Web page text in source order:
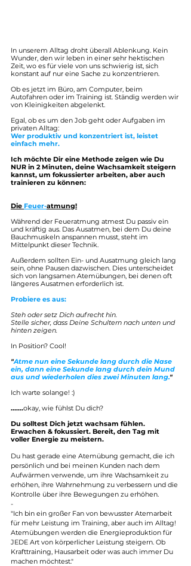
In unserem Alltag droht überall Ablenkung. Kein
Wunder, den wir leben in einer sehr hektischen
Zeit, wo es für viele von uns schwierig ist, sich
konstant auf nur eine Sache zu konzentrieren.
Ob es jetzt im Büro, am Computer, beim
Autofahren oder im Training ist. Ständig werden wir
von Kleinigkeiten abgelenkt.
Egal, ob es um den Job geht oder Aufgaben im
privaten Alltag:
Wer produktiv und konzentriert ist, leistet
einfach mehr.
Ich möchte Dir eine Methode zeigen wie Du
NUR in 2 Minuten, deine Wachsamkeit steigern
kannst, um fokussierter arbeiten, aber auch
trainieren zu können:
Die Feuer-atmung!
Während der Feueratmung atmest Du passiv ein
und kräftig aus. Das Ausatmen, bei dem Du deine
Bauchmuskeln anspannen musst, steht im
Mittelpunkt dieser Technik.
Außerdem sollten Ein- und Ausatmung gleich lang
sein, ohne Pausen dazwischen. Dies unterscheidet
sich von langsamen Atemübungen, bei denen oft
längeres Ausatmen erforderlich ist.
Probiere es aus:
Steh oder setz Dich aufrecht hin.
Stelle sicher, dass Deine Schultern nach unten und
hinten zeigen.
In Position? Cool!
"Atme nun eine Sekunde lang durch die Nase
ein, dann eine Sekunde lang durch dein Mund
aus und wiederholen dies zwei Minuten lang."
Ich warte solange! :)
.......okay, wie fühlst Du dich?
Du solltest Dich jetzt wachsam fühlen.
Erwachen & fokussiert. Bereit, den Tag mit
voller Energie zu meistern.
Du hast gerade eine Atemübung gemacht, die ich
persönlich und bei meinen Kunden nach dem
Aufwärmen verwende, um ihre Wachsamkeit zu
erhöhen, ihre Wahrnehmung zu verbessern und die
Kontrolle über ihre Bewegungen zu erhöhen.
-
"Ich bin ein großer Fan von bewusster Atemarbeit
für mehr Leistung im Training, aber auch im Alltag!
Atemübungen werden die Energieproduktion für
JEDE Art von körperlicher Leistung steigern. Ob
Krafttraining, Hausarbeit oder was auch immer Du
machen möchtest."